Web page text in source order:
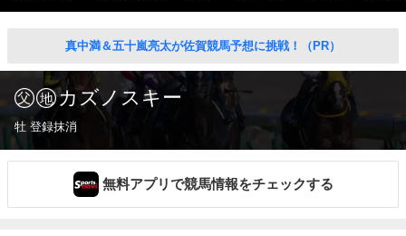
真中満＆五十嵐亮太が佐賀競馬予想に挑戦！（PR）
カズノスキー
牡 登録抹消
無料アプリで競馬情報をチェックする